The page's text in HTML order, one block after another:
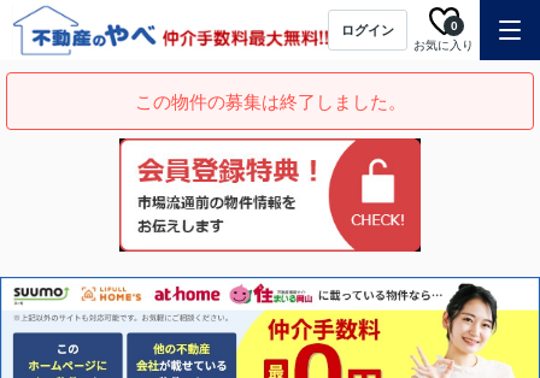
ログイン
お気に入り
0
この物件の募集は終了しました。